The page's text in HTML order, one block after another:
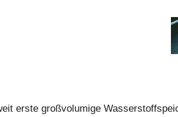
erste großvolumige